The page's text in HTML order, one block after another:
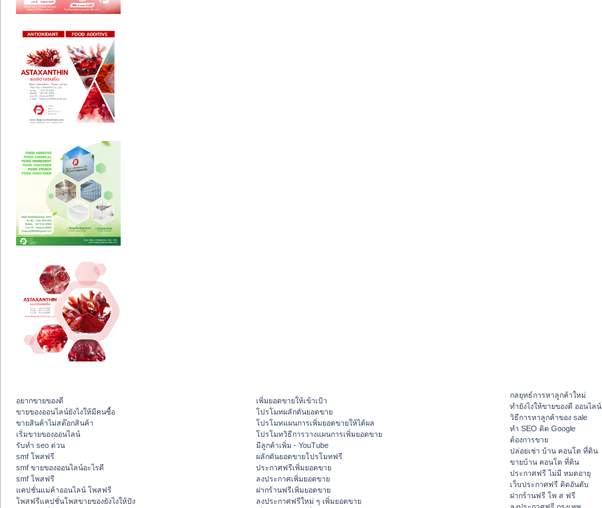
อยากขายของดี
ขายของออนไลน์ยังไงให้มีคนซื้อ
ขายสินค้าไม่สต๊อกสินค้า
เริ่มขายของออนไลน์
รับทำ seo ด่วน
smf โพสฟรี
smf ขายของออนไลน์อะไรดี
smf โพสฟรี
แคปชั่นแม่ค้าออนไลน์ โพสฟรี
โพสฟรีแคปชั่นโพสขายของยังไงให้ปัง
เพิ่มยอดขายให้เข้าเป้า
โปรโมทผลักดันยอดขาย
โปรโมทแผนการเพิ่มยอดขายให้ได้ผล
โปรโมทวิธีการวางแผนการเพิ่มยอดขาย
มีลูกค้าเพิ่ม - YouTube
ผลักดันยอดขายโปรโมทฟรี
ประกาศฟรีเพิ่มยอดขาย
ลงประกาศเพิ่มยอดขาย
ฝากร้านฟรีเพิ่มยอดขาย
ลงประกาศฟรีใหม่ ๆ เพิ่มยอดขาย
กลยุทธ์การหาลูกค้าใหม่
ทํายังไงให้ขายของดี ออนไลน์
วิธีการหาลูกค้าของ sale
ทำ SEO ติด Google
ต้องการขาย
ปล่อยเช่า บ้าน คอนโด ที่ดิน
ขายบ้าน คอนโด ที่ดิน
ประกาศฟรี ไม่มี หมดอายุ
เว็บประกาศฟรี ติดอันดับ
ฝากร้านฟรี โพ ส ฟรี